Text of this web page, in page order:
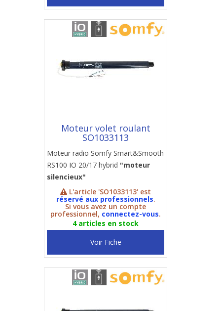
Moteur volet roulant
SO1033113
Moteur radio Somfy Smart&Smooth
RS100 IO 20/17 hybrid "moteur
silencieux"
L'article 'SO1033113' est
réservé aux professionnels.
Si vous avez un compte
professionnel, connectez-vous.
4 articles en stock
Voir Fiche